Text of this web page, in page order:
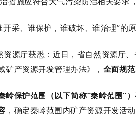
采、谁保护，谁破坏、谁治理”的
源厅获悉：近日，省自然资源厅
矿产资源开发管理办法》， 全面规
岭保护范围（以下简称“秦岭范围”
，确定秦岭范围内矿产资源开发活